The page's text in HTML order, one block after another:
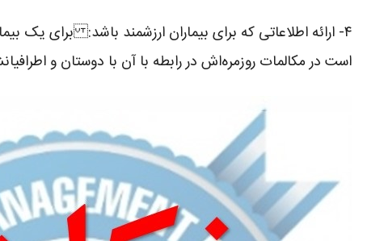
۴- ارائه اطلاعاتی که برای بیماران ارزشمند باشد: برای
است در مکالمات روزمره‌اش در رابطه با آن با دوستان و